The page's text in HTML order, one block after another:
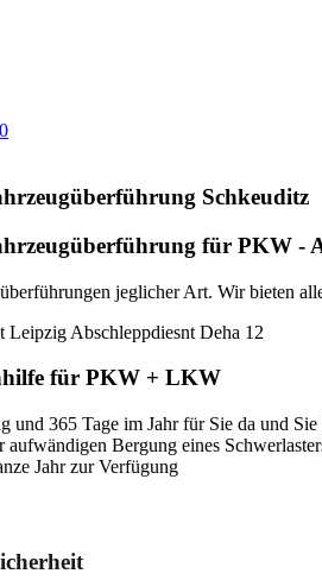
Schkeuditz
für PKW -
jeglicher Art. Wir bieten
für PKW + LKW
und 365 Tage im Jahr für Sie da und
Bergung eines
Jahr zur Verfügung